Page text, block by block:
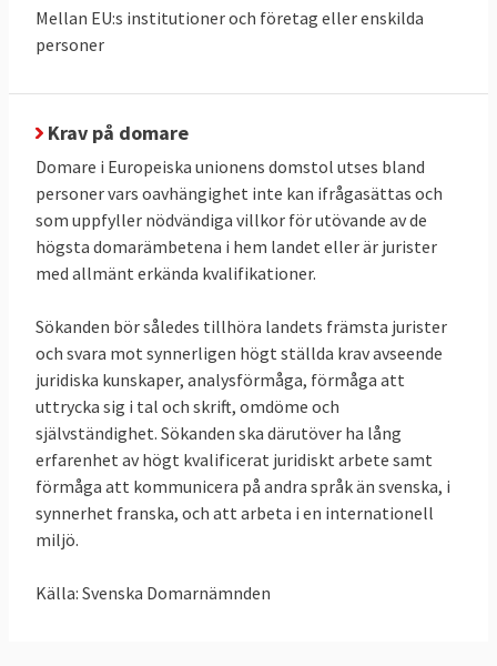
2 september 2021Sverige förlorade
Domstolen dömer Sverige för att inte
bedöma huruvida avloppsreningsverken i
tätorterna Habo och Töreboda uppfyller EU-
krav och att Sverige inte har säkerställt att
avloppsvattnet från tätorterna Lycksele,
Malå och Pajala undergår sekundär rening
25 februari 2021Sverige förlorade delvis
Domstolen beslutar att på en punkt gå EU-
kommissionen till mötes i deras överklagan
mot dom 7 mars 2019 om farliga
blykromater i vissa produkter, en dom som
Sverige vann.
21 november 2019
skjuta upp verkställandet av dom 7 mars
Mellan EU:s institutioner och företag eller enskilda
personer
Krav på domare
Domare i Europeiska unionens domstol utses bland
personer vars oavhängighet inte kan ifrågasättas och
som uppfyller nödvändiga villkor för utövande av de
högsta domarämbetena i hem landet eller är jurister
med allmänt erkända kvalifikationer.
Sökanden bör således tillhöra landets främsta jurister
och svara mot synnerligen högt ställda krav avseende
juridiska kunskaper, analysförmåga, förmåga att
uttrycka sig i tal och skrift, omdöme och
självständighet. Sökanden ska därutöver ha lång
erfarenhet av högt kvalificerat juridiskt arbete samt
förmåga att kommunicera på andra språk än svenska, i
synnerhet franska, och att arbeta i en internationell
miljö.
Källa: Svenska Domarnämnden